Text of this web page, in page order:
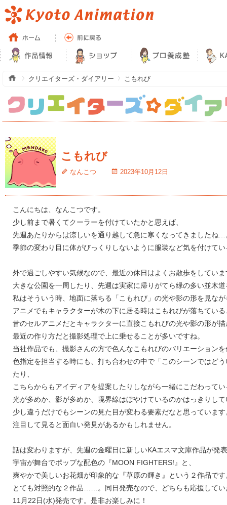
クリエイターズ・ダイアリー こもれび
こもれび
なんこつ 2023年10月12日
こんにちは、なんこつです。
少し前まで暑くてクーラーを付けていたかと思えば、
先週あたりからは涼しいを通り越して急に寒くなってきましたね…
季節の変わり目に体がびっくりしないように服装など気を付けて
外で過ごしやすい気候なので、最近の休日はよくお散歩をしていま
大きな公園を一周したり、先週は実家に帰りがてら緑の多い並木
私はそういう時、地面に落ちる「こもれび」の光や影の形を見な
アニメでもキャラクターが木の下に居る時はこもれびが落ちてい
昔のセルアニメだとキャラクターに直接こもれびの光や影の形が
最近の作り方だと撮影処理で上に乗せることが多いですね。
当社作品でも、撮影さんの方で色んなこもれびのバリエーション
色指定を担当する時にも、打ち合わせの中で「このシーンではど
たり、
こちらからもアイディアを提案したりしながら一緒にこだわって
光が多めか、影が多めか、境界線はぼやけているのかはっきりし
少し違うだけでもシーンの見た目が変わる要素だなと思っています
注目して見ると面白い発見があるかもしれません。
話は変わりますが、先週の金曜日に新しいKAエスマ文庫作品が発
宇宙が舞台でポップな配色の『MOON FIGHTERS!』と、
爽やかで美しいお花畑が印象的な『草原の輝き』という２作品です
とても対照的な２作品……。同日発売なので、どちらも応援して
11月22日(水)発売です。是非お楽しみに！